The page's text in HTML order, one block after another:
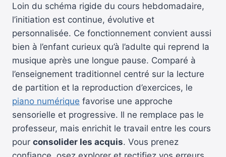
Loin du schéma rigide du cours hebdomadaire,
l’initiation est continue, évolutive et
personnalisée. Ce fonctionnement convient aussi
bien à l’enfant curieux qu’à l’adulte qui reprend la
musique après une longue pause. Comparé à
l’enseignement traditionnel centré sur la lecture
de partition et la reproduction d’exercices, le
piano numérique favorise une approche
sensorielle et progressive. Il ne remplace pas le
professeur, mais enrichit le travail entre les cours
pour consolider les acquis. Vous prenez